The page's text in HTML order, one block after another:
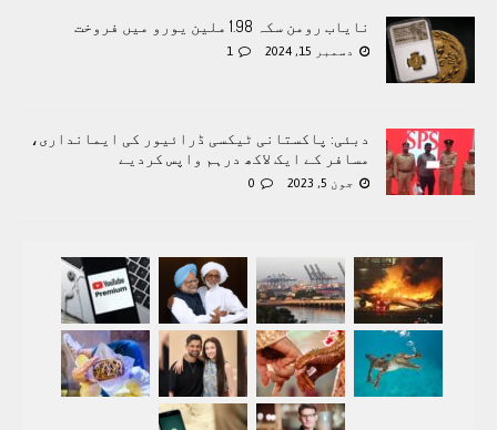
نایاب رومن سکہ 1.98 ملین یورو میں فروخت
دسمبر 15, 2024 1
دبئی: پاکستانی ٹیکسی ڈرائیور کی ایمانداری،
مسافر کے ایک لاکھ درہم واپس کردیے
جون 5, 2023 0